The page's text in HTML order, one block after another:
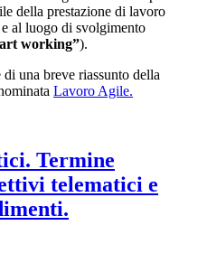
della prestazione di lavoro
al luogo di svolgimento
working”).
una breve riassunto della
Lavoro Agile.
Termine
telematici e